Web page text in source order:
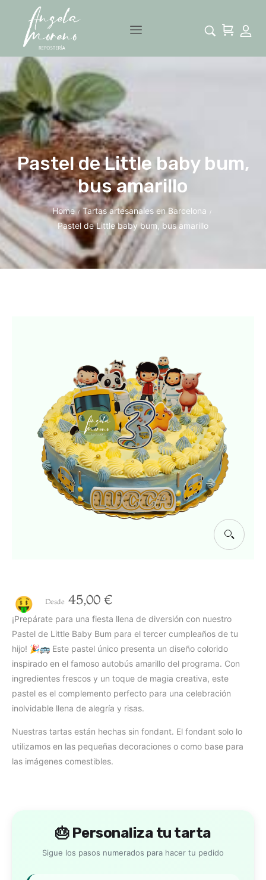
Pastel de Little baby bum,
bus amarillo
Home / Tartas artesanales en Barcelona /
Pastel de Little baby bum, bus amarillo
🤑 Desde 45,00 €
¡Prepárate para una fiesta llena de diversión con nuestro
Pastel de Little Baby Bum para el tercer cumpleaños de tu
hijo! 🎉🚌 Este pastel único presenta un diseño colorido
inspirado en el famoso autobús amarillo del programa. Con
ingredientes frescos y un toque de magia creativa, este
pastel es el complemento perfecto para una celebración
inolvidable llena de alegría y risas.
Nuestras tartas están hechas sin fondant. El fondant solo lo
utilizamos en las pequeñas decoraciones o como base para
las imágenes comestibles.
🎂 Personaliza tu tarta
Sigue los pasos numerados para hacer tu pedido